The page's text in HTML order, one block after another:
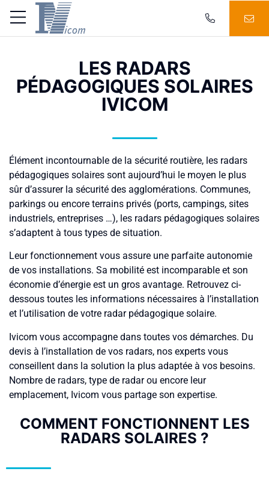
LES RADARS
PÉDAGOGIQUES SOLAIRES
IVICOM
Élément incontournable de la sécurité routière, les radars
pédagogiques solaires sont aujourd’hui le moyen le plus
sûr d’assurer la sécurité des agglomérations. Communes,
parkings ou encore terrains privés (ports, campings, sites
industriels, entreprises …), les radars pédagogiques solaires
s’adaptent à tous types de situation.
Leur fonctionnement vous assure une parfaite autonomie
de vos installations. Sa mobilité est incomparable et son
économie d’énergie est un gros avantage. Retrouvez ci-
dessous toutes les informations nécessaires à l’installation
et l’utilisation de votre radar pédagogique solaire.
Ivicom vous accompagne dans toutes vos démarches. Du
devis à l’installation de vos radars, nos experts vous
conseillent dans la solution la plus adaptée à vos besoins.
Nombre de radars, type de radar ou encore leur
emplacement, Ivicom vous partage son expertise.
COMMENT FONCTIONNENT LES
RADARS SOLAIRES ?